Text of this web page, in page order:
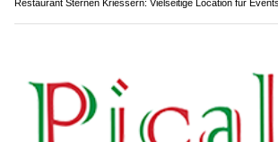
Restaurant Sternen Kriessern: Vielseitige Location für